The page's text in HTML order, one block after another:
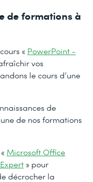
de formations à
« PowerPoint -
vos
le cours d’une
de
de nos formations
Microsoft Office
» pour
décrocher la